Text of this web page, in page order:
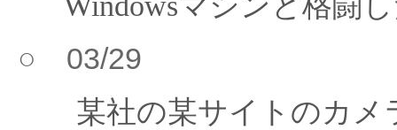
○ 03/29
某社の某サイトのカメ